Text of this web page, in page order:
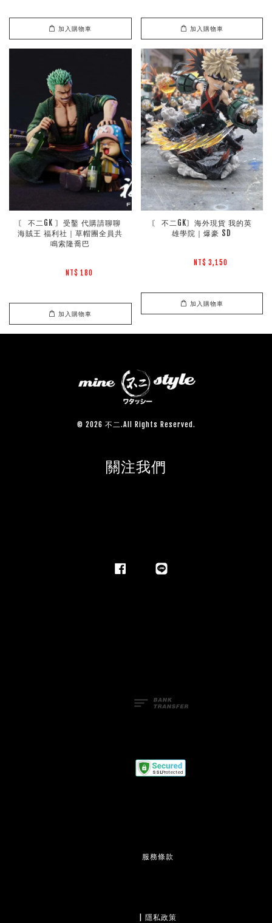
加入購物車 加入購物車
〘 不二GK 〙受鑿 代購請聊聊
海賊王 福利社｜草帽團全員共
鳴索隆喬巴
NT$ 180
加入購物車
〘 不二GK〙海外現貨 我的英
雄學院｜爆豪 SD
NT$ 3,150
加入購物車
© 2026 不二.All Rights Reserved.
關注我們
服務條款
隱私政策